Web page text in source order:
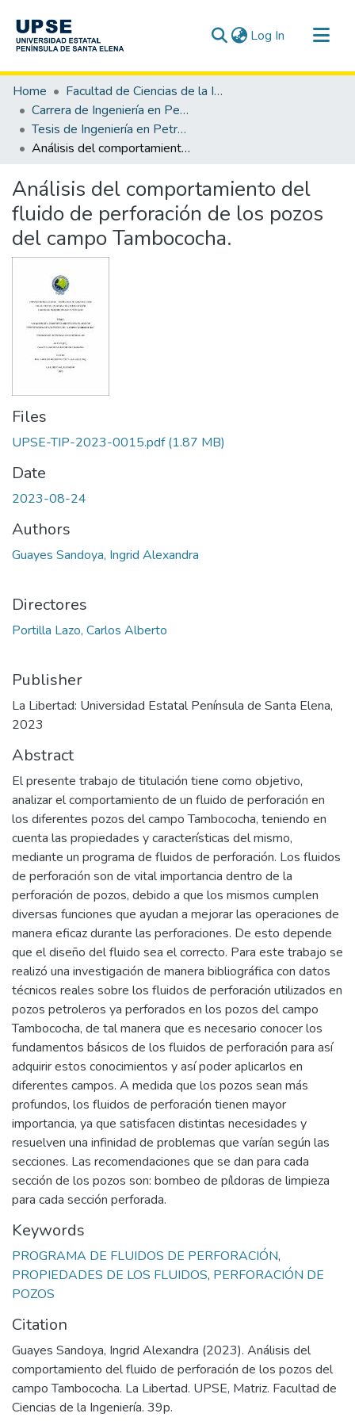
Log In (current)
Communities & Collections
All of DSpace
Statistics
Home
Facultad de Ciencias de la Ingeniería
Carrera de Ingeniería en Petróleo
Tesis de Ingeniería en Petróleo
Análisis del comportamiento del fluido de perforación de los pozos del campo Tambococha.
Análisis del comportamiento del
fluido de perforación de los pozos
del campo Tambococha.
Files
UPSE-TIP-2023-0015.pdf(1.87 MB)
Date
2023-08-24
Authors
Guayes Sandoya, Ingrid Alexandra
Directores
Portilla Lazo, Carlos Alberto
Publisher
La Libertad: Universidad Estatal Península de Santa Elena,
2023
Abstract
El presente trabajo de titulación tiene como objetivo,
analizar el comportamiento de un fluido de perforación en
los diferentes pozos del campo Tambococha, teniendo en
cuenta las propiedades y características del mismo,
mediante un programa de fluidos de perforación. Los fluidos
de perforación son de vital importancia dentro de la
perforación de pozos, debido a que los mismos cumplen
diversas funciones que ayudan a mejorar las operaciones de
manera eficaz durante las perforaciones. De esto depende
que el diseño del fluido sea el correcto. Para este trabajo se
realizó una investigación de manera bibliográfica con datos
técnicos reales sobre los fluidos de perforación utilizados en
pozos petroleros ya perforados en los pozos del campo
Tambococha, de tal manera que es necesario conocer los
fundamentos básicos de los fluidos de perforación para así
adquirir estos conocimientos y así poder aplicarlos en
diferentes campos. A medida que los pozos sean más
profundos, los fluidos de perforación tienen mayor
importancia, ya que satisfacen distintas necesidades y
resuelven una infinidad de problemas que varían según las
secciones. Las recomendaciones que se dan para cada
sección de los pozos son: bombeo de píldoras de limpieza
para cada sección perforada.
Keywords
PROGRAMA DE FLUIDOS DE PERFORACIÓN,
PROPIEDADES DE LOS FLUIDOS, PERFORACIÓN DE
POZOS
Citation
Guayes Sandoya, Ingrid Alexandra (2023). Análisis del
comportamiento del fluido de perforación de los pozos del
campo Tambococha. La Libertad. UPSE, Matriz. Facultad de
Ciencias de la Ingeniería. 39p.